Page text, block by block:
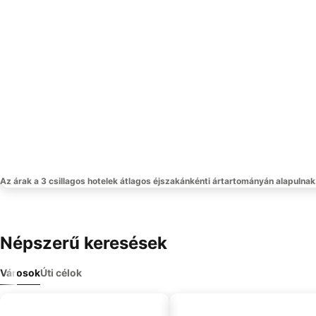
Az árak a 3 csillagos hotelek átlagos éjszakánkénti ártartományán
Népszerű keresések
VárosokÚti célok